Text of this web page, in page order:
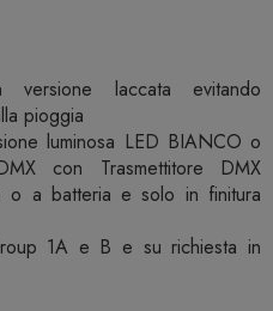
laccata evitando
pioggia
luminosa LED BIANCO o
con Trasmettitore DMX
o a batteria e solo in finitura
1A e B e su richiesta in